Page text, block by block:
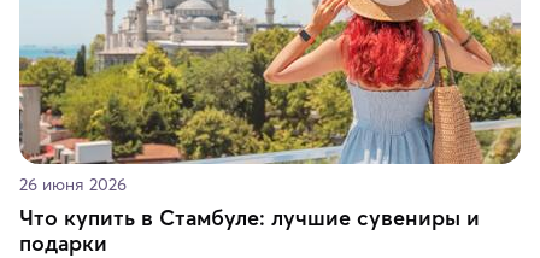
26 июня 2026
Что купить в Стамбуле: лучшие сувениры и
подарки